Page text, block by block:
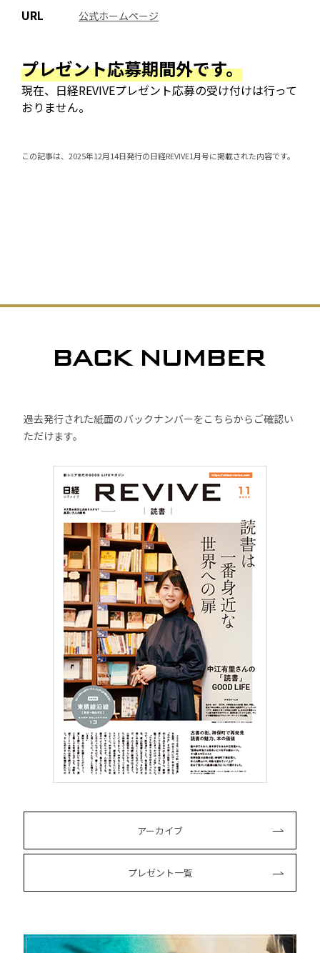
URL 公式ホームページ
プレゼント応募期間外です。
現在、日経REVIVEプレゼント応募の受け付けは行って
おりません。
この記事は、2025年12月14日発行の日経REVIVE1月号に掲載された内容です。
過去発行された紙面のバックナンバーをこちらからご確認い
ただけます。
アーカイブ
プレゼント一覧